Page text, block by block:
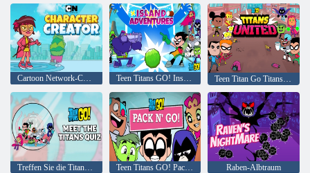
Cartoon Network-Charakterersteller Teen Titans GO! Inselabenteuer Teen Titan Go Titans United
Treffen Sie die Titanen! Quiz Teen Titans GO! Pack'n'Go! Raben-Albtraum